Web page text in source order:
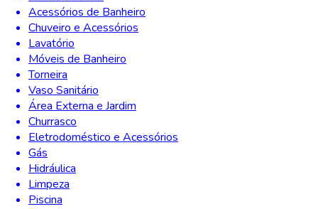
Acessórios de Banheiro
Chuveiro e Acessórios
Lavatório
Móveis de Banheiro
Torneira
Vaso Sanitário
Área Externa e Jardim
Churrasco
Eletrodoméstico e Acessórios
Gás
Hidráulica
Limpeza
Piscina